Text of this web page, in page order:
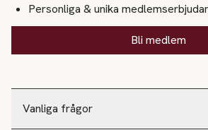
Vanliga frågor
Personliga & unika
Bli medlem